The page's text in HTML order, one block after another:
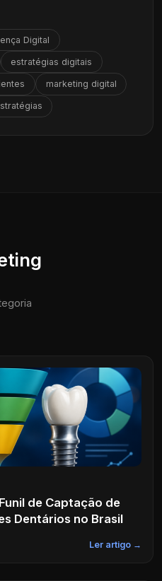
Digital
estratégias digitais
marketing digital
de Captação de
Dentários no Brasil
Ler artigo →